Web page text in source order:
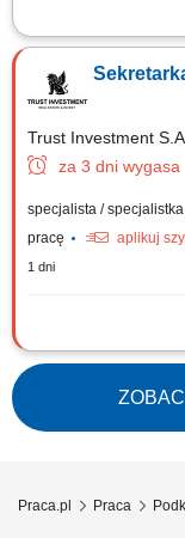
Zakres obowiązków:
poczty firmowej;
zgłoszeń
Trust Investment S.A.
za 3 dni wygasa
specjalista /
pracę
aplikuj
1 dni
Zakres obowiązków
operacyjnych i
logistyki dokumentów
Tworzenie raportów,
zarządzającej;
Praca.pl Praca